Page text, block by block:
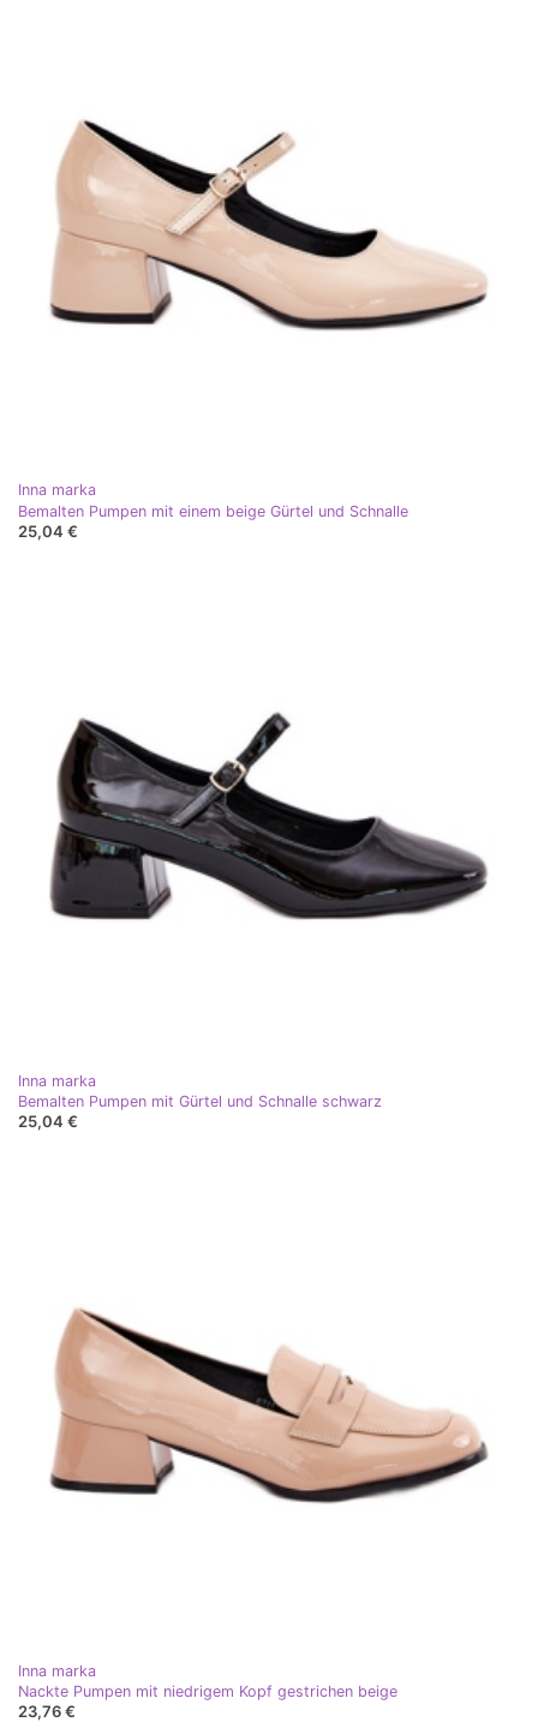
Inna marka
Bemalten Pumpen mit einem beige Gürtel und Schnalle
25,04 €
Inna marka
Bemalten Pumpen mit Gürtel und Schnalle schwarz
25,04 €
Inna marka
Nackte Pumpen mit niedrigem Kopf gestrichen beige
23,76 €